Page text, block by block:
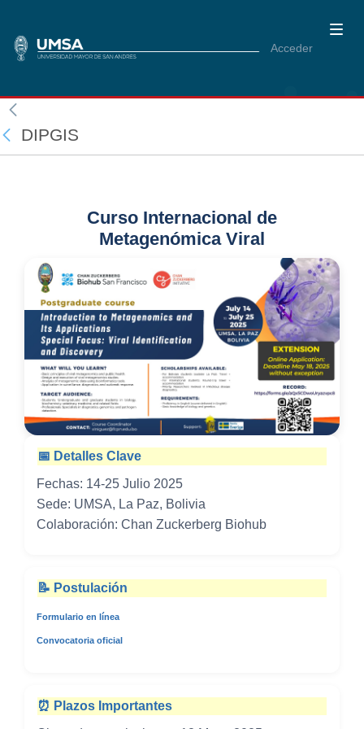
Acceder
DIPGIS
Curso Internacional de
Metagenómica Viral
📅 Detalles Clave
Fechas: 14-25 Julio 2025
Sede: UMSA, La Paz, Bolivia
Colaboración: Chan Zuckerberg Biohub
📝 Postulación
Formulario en línea
Convocatoria oficial
⏰ Plazos Importantes